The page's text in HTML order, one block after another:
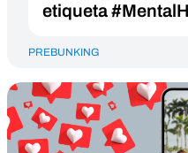
etiqueta
PREBUNKING